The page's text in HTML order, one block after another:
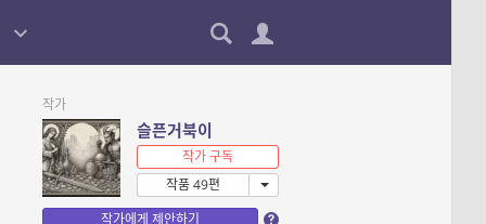
작가
슬픈거북이
작가 구독
작품 49편
작가에게 제안하기